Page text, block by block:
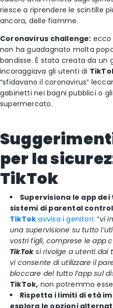
riesce a riprendere le scintille
ancora, delle fiamme.
Coronavirus challenge: ecco
non ha guadagnato molta
bandisse. È stata creata da un
incoraggiava gli utenti di
“sfidavano il coronavirus”
gabinetti nei bagni pubblici o
supermercato.
per la
TikTok
Supervisiona le app
sistemi di parental
TikTok avvisa i genitori: “vi
una supervisione su tutto
vostri figli, comprese le app
TikTok si rivolge a utenti dai
vi consente di utilizzare il
bloccare del tutto l’app sul
TikTok, non potremmo
Rispetta i limiti di età
esplora le opzioni